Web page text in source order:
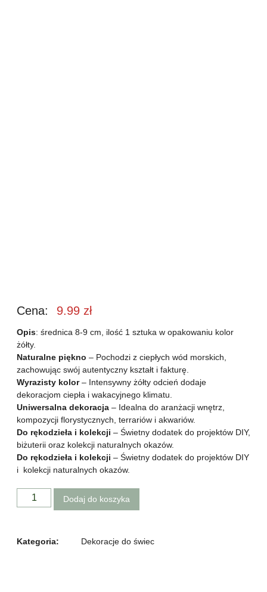
Cena: 9.99 zł
Opis: średnica 8-9 cm, ilość 1 sztuka w opakowaniu kolor
żółty.
Naturalne piękno – Pochodzi z ciepłych wód morskich,
zachowując swój autentyczny kształt i fakturę.
Wyrazisty kolor– Intensywny żółty odcień dodaje
dekoracjom ciepła i wakacyjnego klimatu.
Uniwersalna dekoracja – Idealna do aranżacji wnętrz,
kompozycji florystycznych, terrariów i akwariów.
Do rękodzieła i kolekcji – Świetny dodatek do projektów DIY,
biżuterii oraz kolekcji naturalnych okazów.
Do rękodzieła i kolekcji – Świetny dodatek do projektów DIY
i kolekcji naturalnych okazów.
Dodaj do koszyka
Kategoria: Dekoracje do świec